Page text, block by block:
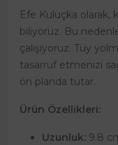
Efe Kuluçka olarak,
biliyoruz. Bu
çalışıyoruz. Tüy
tasarruf etmenizi
ön planda tutar.
Ürün Özellikleri:
Uzunluk: 9.8